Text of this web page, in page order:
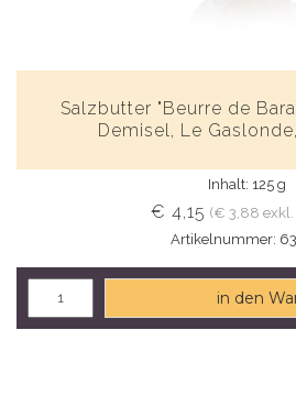
Salzbutter "Beurre de
Demisel, Le
Inhalt: 125 g
€ 4,15 (€ 3,88 exkl.
Artikelnummer:
in den